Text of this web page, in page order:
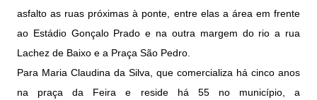
asfalto as ruas próximas à ponte, entre elas a área em frente
ao Estádio Gonçalo Prado e na outra margem do rio a rua
Lachez de Baixo e a Praça São Pedro.
Para Maria Claudina da Silva, que comercializa há cinco anos
na praça da Feira e reside há 55 no município, a